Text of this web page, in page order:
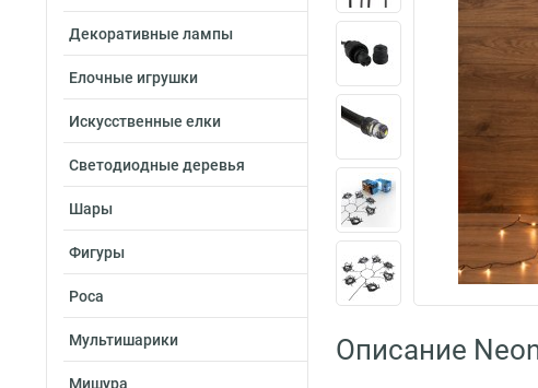
Декоративные лампы
Елочные игрушки
Искусственные елки
Светодиодные деревья
Шары
Фигуры
Роса
Мультишарики
Мишура
Описание